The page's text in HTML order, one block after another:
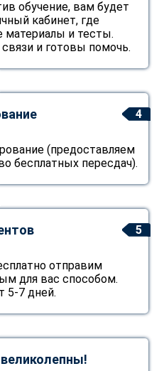
обучение, вам будет
кабинет, где
и тесты.
и готовы помочь.
4
(предоставляем
бесплатных пересдач).
5
отправим
для вас способом.
5-7 дней.